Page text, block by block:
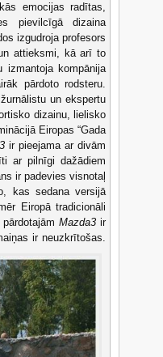
emocijas radītas,
pievilcīgā dizaina
izgudroja profesors
attieksmi, kā arī to
izmantoja kompānija
pārdoto rodsteru.
un ekspertu
dizainu, lielisko
Eiropas “Gada
ir pieejama ar divām
ar pilnīgi dažādiem
ir padevies visnotaļ
kas sedana versijā
Eiropā tradicionāli
Mazda3ir
ir neuzkrītošas.